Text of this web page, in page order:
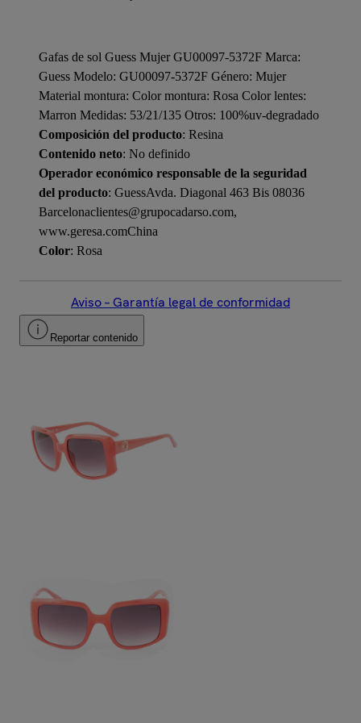
Gafas de sol Guess Mujer GU00097-5372F Marca:
Guess Modelo: GU00097-5372F Género: Mujer
Material montura: Color montura: Rosa Color lentes:
Marron Medidas: 53/21/135 Otros: 100%uv-degradado
Composición del producto: Resina
Contenido neto: No definido
Operador económico responsable de la seguridad
del producto: GuessAvda. Diagonal 463 Bis 08036
Barcelonaclientes@grupocadarso.com,
www.geresa.comChina
Color: Rosa
Aviso – Garantía legal de conformidad
Reportar contenido